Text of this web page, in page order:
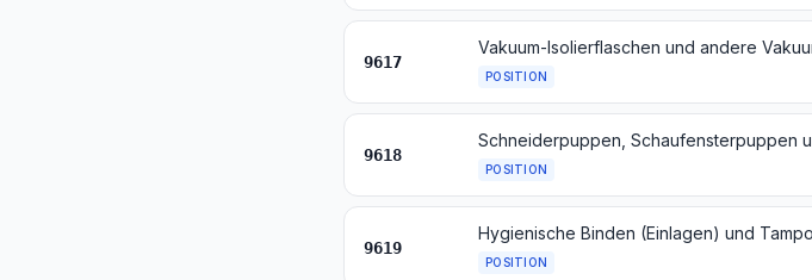
9617
POSITION
9618
POSITION
9619
POSITION